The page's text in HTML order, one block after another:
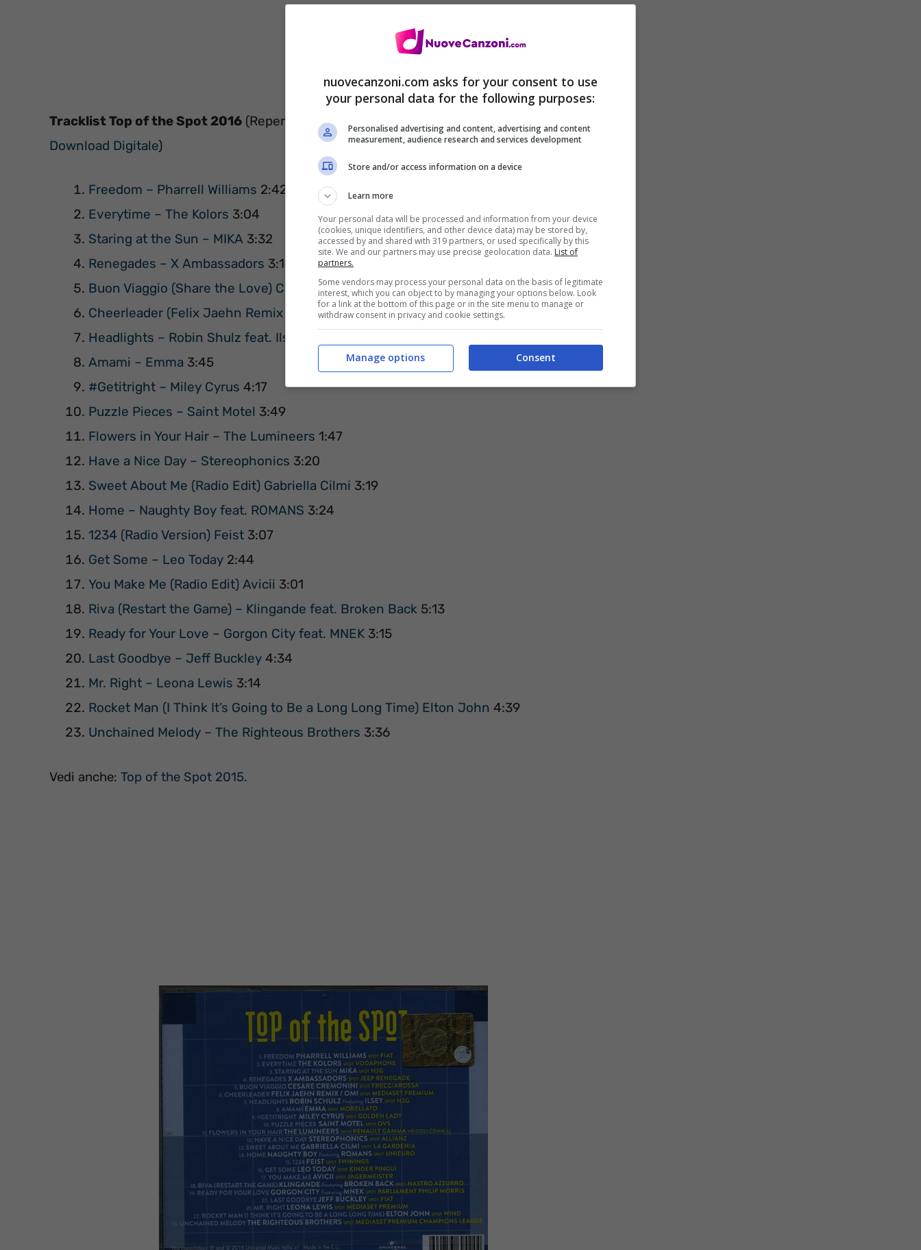
Tracklist Top of the Spot 2016 (Reperibile su Amazon nelle versioni
Download Digitale)
Freedom – Pharrell Williams 2:42
Everytime – The Kolors 3:04
Staring at the Sun – MIKA 3:32
Renegades – X Ambassadors 3:14
Buon Viaggio (Share the Love) Cesare Cremonini3:24
Cheerleader (Felix Jaehn Remix / Radio Edit) Omi3:00
Headlights – Robin Shulz feat. Ilsey
Amami – Emma 3:45
#Getitright – Miley Cyrus 4:17
Puzzle Pieces – Saint Motel 3:49
Flowers in Your Hair – The Lumineers 1:47
Have a Nice Day – Stereophonics 3:20
Sweet About Me (Radio Edit) Gabriella Cilmi 3:19
Home – Naughty Boy feat. ROMANS 3:24
1234 (Radio Version) Feist 3:07
Get Some – Leo Today 2:44
You Make Me (Radio Edit) Avicii 3:01
Riva (Restart the Game) – Klingande feat. Broken Back 5:13
Ready for Your Love – Gorgon City feat. MNEK 3:15
Last Goodbye – Jeff Buckley 4:34
Mr. Right – Leona Lewis 3:14
Rocket Man (I Think It’s Going to Be a Long Long Time) Elton John 4:39
Unchained Melody – The Righteous Brothers 3:36
Vedi anche: Top of the Spot 2015.
nuovecanzoni.com asks for your consent to use
your personal data for the following purposes:
Personalised advertising and content, advertising and content
measurement, audience research and services development
Store and/or access information on a device
Learn more
Your personal data will be processed and information from your device
(cookies, unique identifiers, and other device data) may be stored by,
accessed by and shared with 319 partners, or used specifically by this
site. We and our partners may use precise geolocation data. List of
partners.
Some vendors may process your personal data on the basis of legitimate
interest, which you can object to by managing your options below. Look
for a link at the bottom of this page or in the site menu to manage or
withdraw consent in privacy and cookie settings.
Consent
Manage options